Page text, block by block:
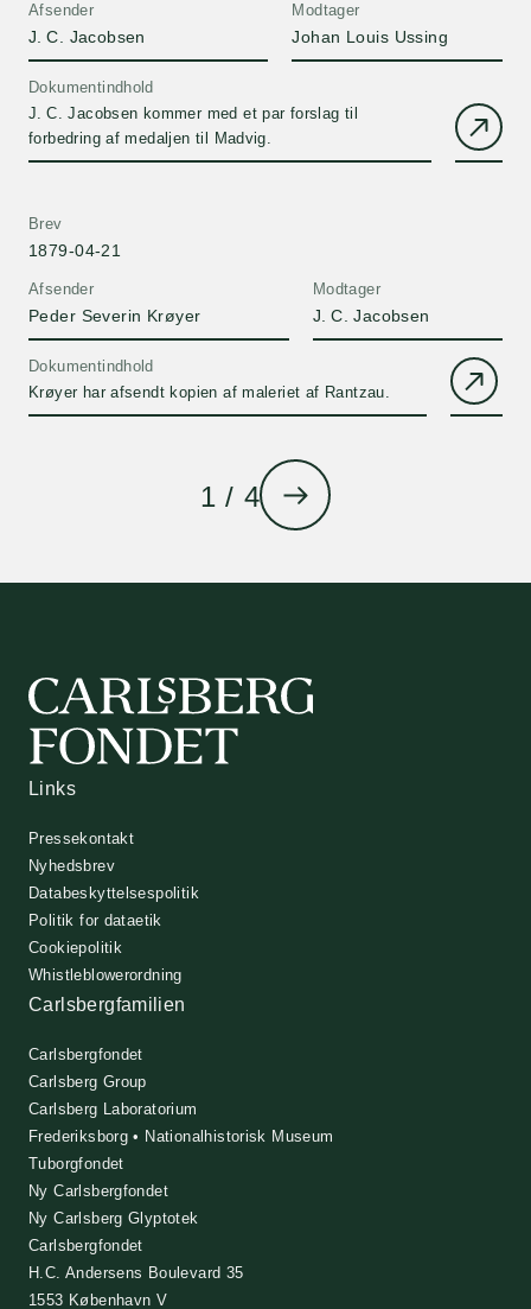
Afsender
J. C. Jacobsen
Modtager
Johan Louis Ussing
Dokumentindhold
J. C. Jacobsen kommer med et par forslag til
forbedring af medaljen til Madvig.
Afsender
Peder Severin Krøyer
Brev
1879-04-21
Modtager
J. C. Jacobsen
Dokumentindhold
Krøyer har afsendt kopien af maleriet af Rantzau.
1 / 4
Links
Pressekontakt
Nyhedsbrev
Databeskyttelsespolitik
Politik for dataetik
Cookiepolitik
Whistleblowerordning
Carlsbergfamilien
Carlsbergfondet
Carlsberg Group
Carlsberg Laboratorium
Frederiksborg • Nationalhistorisk Museum
Tuborgfondet
Ny Carlsbergfondet
Ny Carlsberg Glyptotek
Carlsbergfondet
H.C. Andersens Boulevard 35
1553 København V